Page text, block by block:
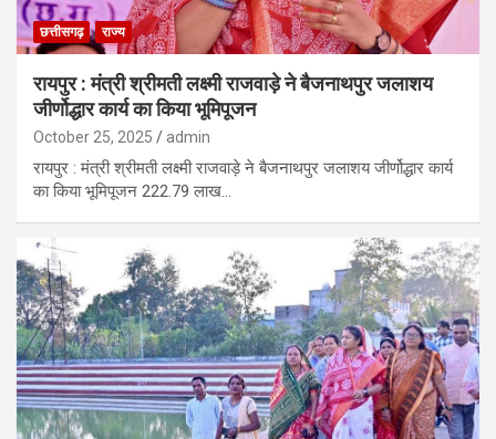
छत्तीसगढ़ राज्य
रायपुर : मंत्री श्रीमती लक्ष्मी राजवाड़े ने बैजनाथपुर जलाशय
जीर्णोद्धार कार्य का किया भूमिपूजन
October 25, 2025 admin
रायपुर : मंत्री श्रीमती लक्ष्मी राजवाड़े ने बैजनाथपुर जलाशय जीर्णोद्धार कार्य
का किया भूमिपूजन 222.79 लाख…